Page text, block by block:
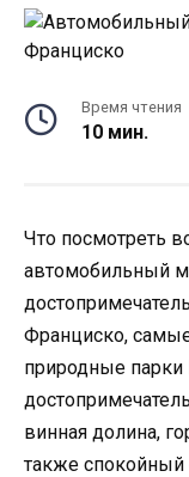
Время чтения
10 мин.
Что посмотреть
автомобильный
Франциско,
природные парки
винная долина,
также